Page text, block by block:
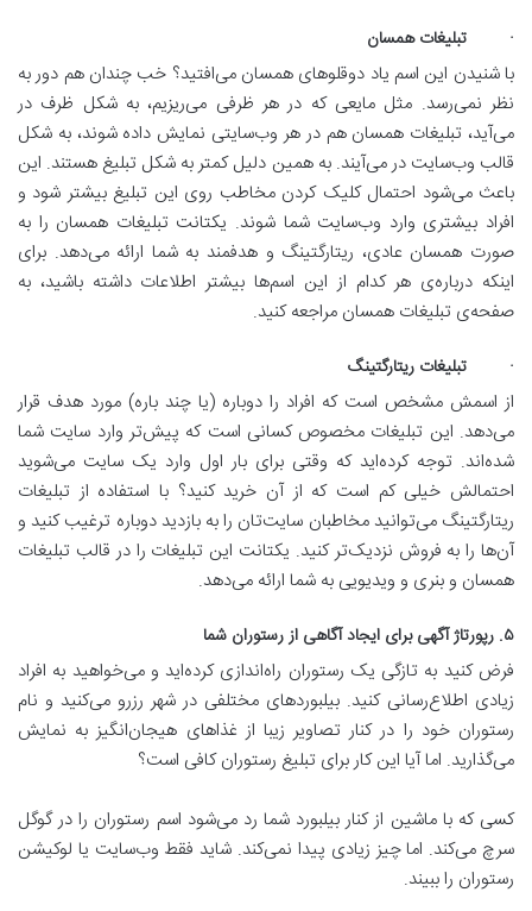
· تبلیغات همسان
با شنیدن این اسم یاد دوقلوهای همسان می‌افتید؟ خب چندان هم دور به
نظر نمی‌رسد. مثل مایعی که در هر ظرفی می‌ریزیم، به شکل ظرف در
می‌آید، تبلیغات همسان هم در هر وب‌سایتی نمایش داده شوند، به شکل
قالب وب‌سایت در می‌آیند. به همین دلیل کمتر به شکل تبلیغ هستند. این
باعث می‌شود احتمال کلیک کردن مخاطب روی این تبلیغ بیشتر شود و
افراد بیشتری وارد وب‌سایت شما شوند. یکتانت تبلیغات همسان را به
صورت همسان عادی، ریتارگتینگ و هدفمند به شما ارائه می‌دهد. برای
اینکه درباره‌ی هر کدام از این اسم‌ها بیشتر اطلاعات داشته باشید، به
صفحه‌ی تبلیغات همسان مراجعه کنید.
· تبلیغات ریتارگتینگ
از اسمش مشخص است که افراد را دوباره (یا چند باره) مورد هدف قرار
می‌دهد. این تبلیغات مخصوص کسانی است که پیش‌تر وارد سایت شما
شده‌اند. توجه کرده‌اید که وقتی برای بار اول وارد یک سایت می‌شوید
احتمالش خیلی کم است که از آن خرید کنید؟ با استفاده از تبلیغات
ریتارگتینگ می‌توانید مخاطبان سایت‌تان را به بازدید دوباره ترغیب کنید و
آن‌ها را به فروش نزدیک‌تر کنید. یکتانت این تبلیغات را در قالب تبلیغات
همسان و بنری و ویدیویی به شما ارائه می‌دهد.
۵. رپورتاژ آگهی برای ایجاد آگاهی از رستوران شما
فرض کنید به تازگی یک رستوران راه‌اندازی کرده‌اید و می‌خواهید به افراد
زیادی اطلاع‌رسانی کنید. بیلبوردهای مختلفی در شهر رزرو می‌کنید و نام
رستوران خود را در کنار تصاویر زیبا از غذاهای هیجان‌انگیز به نمایش
می‌گذارید. اما آیا این کار برای تبلیغ رستوران کافی است؟
کسی که با ماشین از کنار بیلبورد شما رد می‌شود اسم رستوران را در گوگل
سرچ می‌کند. اما چیز زیادی پیدا نمی‌کند. شاید فقط وب‌سایت‌ یا لوکیشن
رستوران را ببیند.